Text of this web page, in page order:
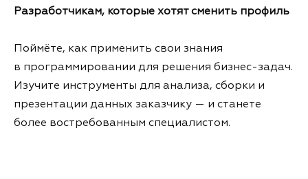
Разработчикам, которые хотят сменить профиль
Поймёте, как применить свои знания
в программировании для решения бизнес-задач.
Изучите инструменты для анализа, сборки и
презентации данных заказчику — и станете
более востребованным специалистом.